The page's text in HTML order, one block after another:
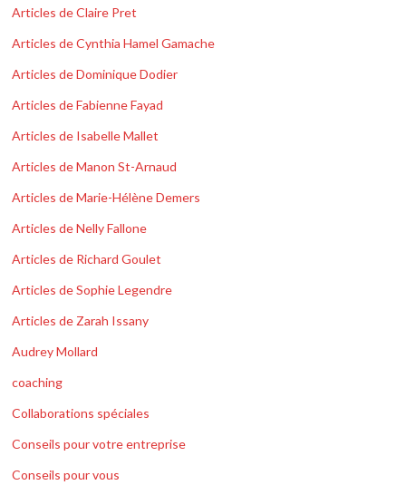
Articles de Claire Pret
Articles de Cynthia Hamel Gamache
Articles de Dominique Dodier
Articles de Fabienne Fayad
Articles de Isabelle Mallet
Articles de Manon St-Arnaud
Articles de Marie-Hélène Demers
Articles de Nelly Fallone
Articles de Richard Goulet
Articles de Sophie Legendre
Articles de Zarah Issany
Audrey Mollard
coaching
Collaborations spéciales
Conseils pour votre entreprise
Conseils pour vous